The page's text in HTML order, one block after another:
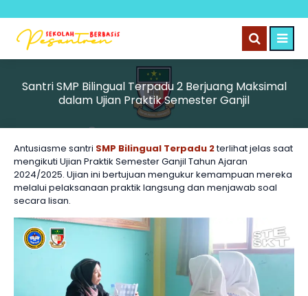
Santri SMP Bilingual Terpadu 2 Berjuang Maksimal
dalam Ujian Praktik Semester Ganjil
Antusiasme santri SMP Bilingual Terpadu 2terlihat jelas saat
mengikuti Ujian Praktik Semester Ganjil Tahun Ajaran
2024/2025. Ujian ini bertujuan mengukur kemampuan mereka
melalui pelaksanaan praktik langsung dan menjawab soal
secara lisan.